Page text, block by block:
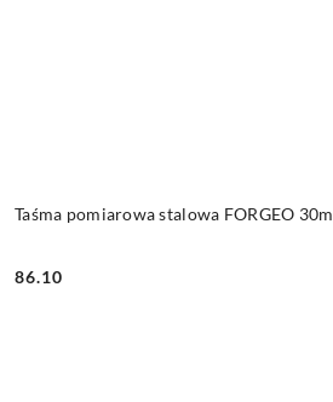
Taśma pomiarowa stalowa FORGEO 30m
Cena:
86.10